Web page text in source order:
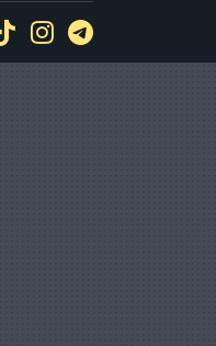
TiktokInstagram